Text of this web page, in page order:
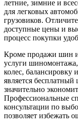
летние, зимние и
для легковых
грузовиков.
доступные цены и
процесс покупки
Кроме продажи шин и
услуги
колес,
является
значительно
Профессиональные
консультации по
позволяет избежать